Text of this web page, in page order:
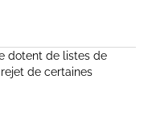
dotent de listes de
de certaines